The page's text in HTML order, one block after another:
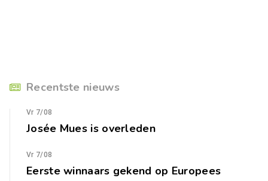
Recentste nieuws
Vr 7/08
Josée Mues is overleden
Vr 7/08
Eerste winnaars gekend op Europees